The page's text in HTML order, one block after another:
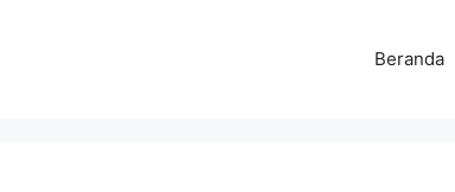
Beranda